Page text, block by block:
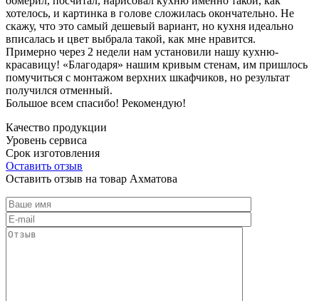
хотелось, и картинка в голове сложилась окончательно. Не
скажу, что это самый дешевый вариант, но кухня идеально
вписалась и цвет выбрала такой, как мне нравится.
Примерно через 2 недели нам установили нашу кухню-
красавицу! «Благодаря» нашим кривым стенам, им пришлось
помучиться с монтажом верхних шкафчиков, но результат
получился отменный.
Большое всем спасибо! Рекомендую!
Качество продукции
Уровень сервиса
Срок изготовления
Оставить отзыв
Оставить отзыв на товар Ахматова